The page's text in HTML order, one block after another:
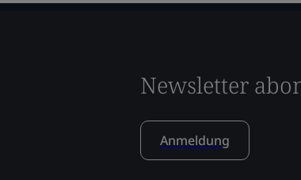
Newsletter
Anmeldung